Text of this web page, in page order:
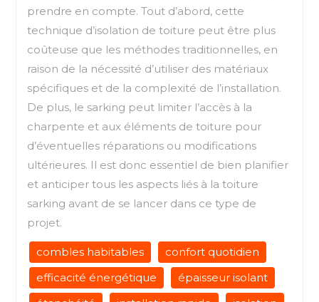
prendre en compte. Tout d’abord, cette
technique d’isolation de toiture peut être plus
coûteuse que les méthodes traditionnelles, en
raison de la nécessité d’utiliser des matériaux
spécifiques et de la complexité de l’installation.
De plus, le sarking peut limiter l’accès à la
charpente et aux éléments de toiture pour
d’éventuelles réparations ou modifications
ultérieures. Il est donc essentiel de bien planifier
et anticiper tous les aspects liés à la toiture
sarking avant de se lancer dans ce type de
projet.
combles habitables
confort quotidien
efficacité énergétique
épaisseur isolant